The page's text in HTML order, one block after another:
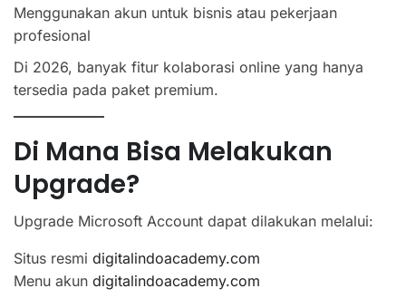
Menggunakan akun untuk bisnis atau pekerjaan
profesional
Di 2026, banyak fitur kolaborasi online yang hanya
tersedia pada paket premium.
Di Mana Bisa Melakukan
Upgrade?
Upgrade Microsoft Account dapat dilakukan melalui:
Situs resmi digitalindoacademy.com
Menu akun digitalindoacademy.com